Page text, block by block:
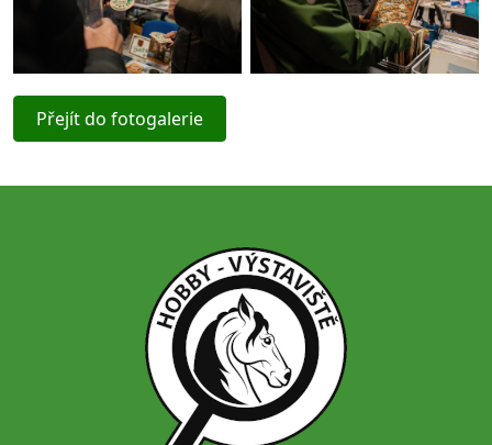
Přejít do fotogalerie